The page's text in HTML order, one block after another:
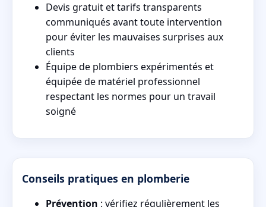
Devis gratuit et tarifs transparents
communiqués avant toute intervention
pour éviter les mauvaises surprises aux
clients
Équipe de plombiers expérimentés et
équipée de matériel professionnel
respectant les normes pour un travail
soigné
Conseils pratiques en plomberie
Prévention : vérifiez régulièrement les